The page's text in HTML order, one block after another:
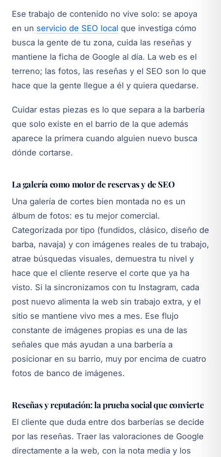
Ese trabajo de contenido no vive solo: se apoya
en un servicio de SEO local que investiga cómo
busca la gente de tu zona, cuida las reseñas y
mantiene la ficha de Google al día. La web es el
terreno; las fotos, las reseñas y el SEO son lo que
hace que la gente llegue a él y quiera quedarse.
Cuidar estas piezas es lo que separa a la barbería
que solo existe en el barrio de la que además
aparece la primera cuando alguien nuevo busca
dónde cortarse.
La galería como motor de reservas y de SEO
Una galería de cortes bien montada no es un
álbum de fotos: es tu mejor comercial.
Categorizada por tipo (fundidos, clásico, diseño de
barba, navaja) y con imágenes reales de tu trabajo,
atrae búsquedas visuales, demuestra tu nivel y
hace que el cliente reserve el corte que ya ha
visto. Si la sincronizamos con tu Instagram, cada
post nuevo alimenta la web sin trabajo extra, y el
sitio se mantiene vivo mes a mes. Ese flujo
constante de imágenes propias es una de las
señales que más ayudan a una barbería a
posicionar en su barrio, muy por encima de cuatro
fotos de banco de imágenes.
Reseñas y reputación: la prueba social que convierte
El cliente que duda entre dos barberías se decide
por las reseñas. Traer las valoraciones de Google
directamente a la web, con la nota media y los